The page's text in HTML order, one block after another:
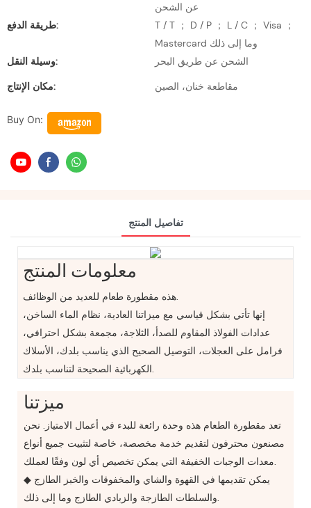
عن الشحن
طريقة الدفع:
T / T ； D / P ； L / C ； Visa ；
Mastercard وما إلى ذلك
وسيلة النقل:
الشحن عن طريق البحر
مكان الإنتاج:
مقاطعة خنان، الصين
Buy On:
تفاصيل المنتج
معلومات المنتج
هذه مقطورة طعام للعديد من الوظائف.
إنها تأتي بشكل قياسي مع ميزاتنا العادية، نظام الماء الساخن،
عدادات الفولاذ المقاوم للصدأ، الثلاجة، مجمعة بشكل احترافي،
فرامل على العجلات، التوصيل الصحيح الذي يناسب بلدك، الأسلاك
الكهربائية الصحيحة لتناسب بلدك.
ميزتنا
تعد مقطورة الطعام هذه وحدة رائعة للبدء في أعمال الامتياز. نحن
مصنعون محترفون لتقديم خدمة مخصصة، خاصة لتثبيت جميع أنواع
معدات الوجبات الخفيفة التي يمكن تخصيص أي لون وفقًا لعملك.
◆ يمكن تقديمها في القهوة والشاي والمخفوقات والخبز الطازج
والسلطات الطازجة والزبادي الطازج وما إلى ذلك.